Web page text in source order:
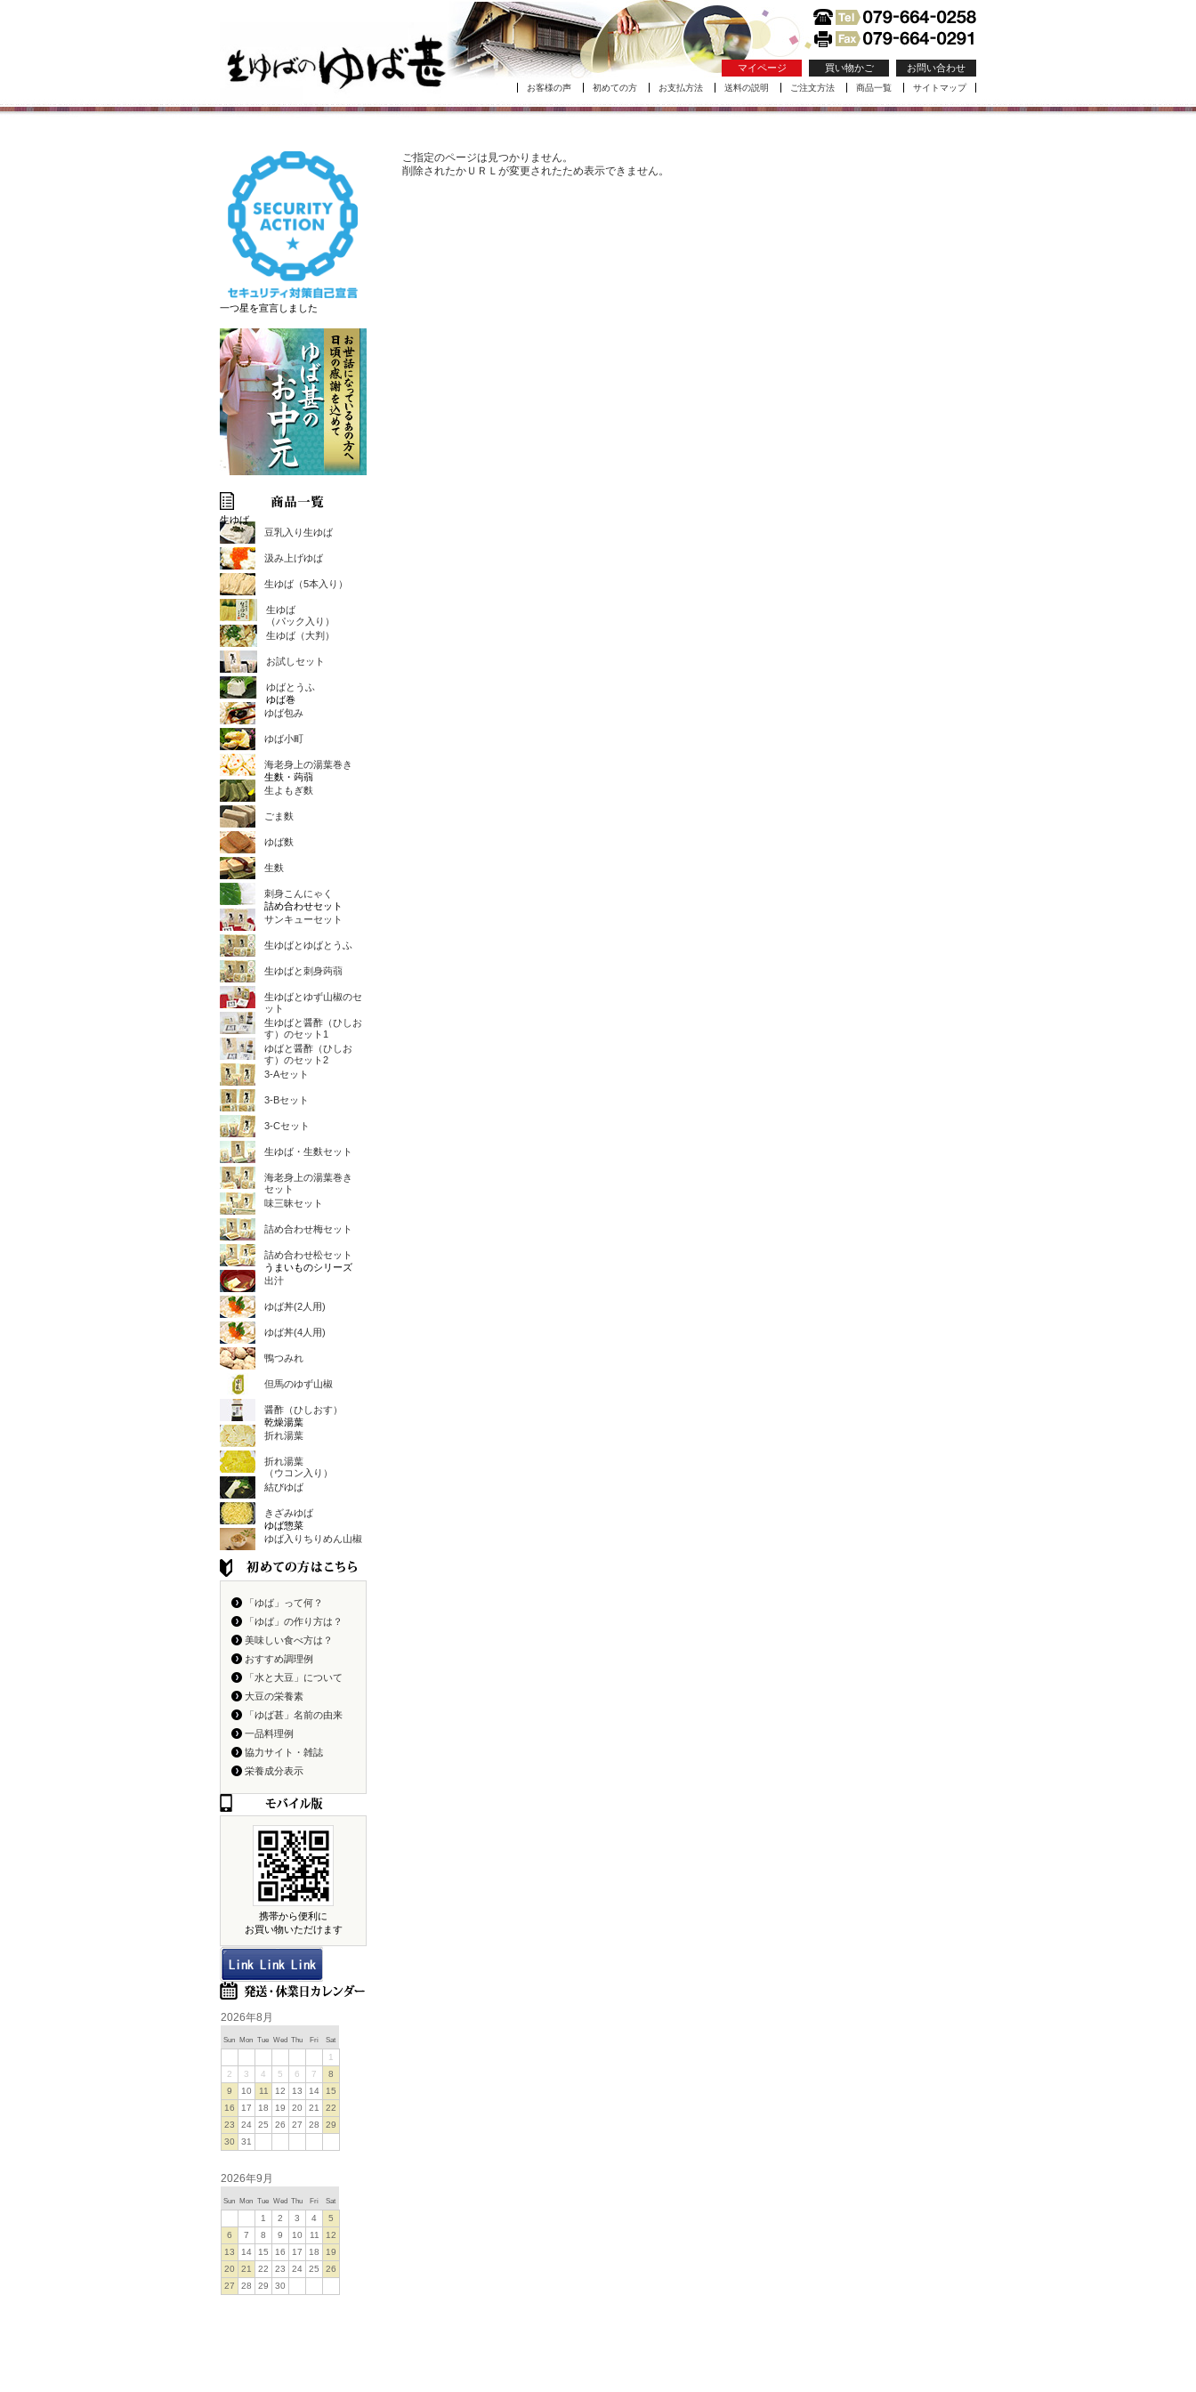
マイページ 買い物かご お問い合わせ
お客様の声 初めての方 お支払方法 送料の説明 ご注文方法 商品一覧 サイトマップ
ご指定のページは見つかりません。
削除されたかＵＲＬが変更されたため表示できません。
一つ星を宣言しました
生ゆば
豆乳入り生ゆば
汲み上げゆば
生ゆば（5本入り）
生ゆば
（パック入り）
生ゆば（大判）
お試しセット
ゆばとうふ
ゆば巻
ゆば包み
ゆば小町
海老身上の湯葉巻き
生麩・蒟蒻
生よもぎ麩
ごま麩
ゆば麩
生麩
刺身こんにゃく
詰め合わせセット
サンキューセット
生ゆばとゆばとうふ
生ゆばと刺身蒟蒻
生ゆばとゆず山椒のセ
ット
生ゆばと醤酢（ひしお
す）のセット1
ゆばと醤酢（ひしお
す）のセット2
3-Aセット
3-Bセット
3-Cセット
生ゆば・生麩セット
海老身上の湯葉巻き
セット
味三昧セット
詰め合わせ梅セット
詰め合わせ松セット
うまいものシリーズ
出汁
ゆば丼(2人用)
ゆば丼(4人用)
鴨つみれ
但馬のゆず山椒
醤酢（ひしおす）
乾燥湯葉
折れ湯葉
折れ湯葉
（ウコン入り）
結びゆば
きざみゆば
ゆば惣菜
ゆば入りちりめん山椒
「ゆば」って何？
「ゆば」の作り方は？
美味しい食べ方は？
おすすめ調理例
「水と大豆」について
大豆の栄養素
「ゆば甚」名前の由来
一品料理例
協力サイト・雑誌
栄養成分表示
携帯から便利に
お買い物いただけます
2026年8月
Sun Mon Tue Wed Thu Fri Sat
1
2
3 4 5 6 7
8
9
10 11 12 13 14
15
16
17 18 19 20 21
22
23
24 25 26 27 28
29
30
31
2026年9月
Sun Mon Tue Wed Thu Fri Sat
1 2 3 4
5
6
7 8 9 10 11
12
13
14 15 16 17 18
19
20
21 22 23 24 25
26
27
28 29 30